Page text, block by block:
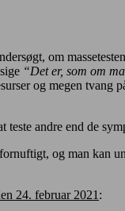
om
“Det er, som om
og megen tvang
andre end de
og man kan
24. februar 2021 :